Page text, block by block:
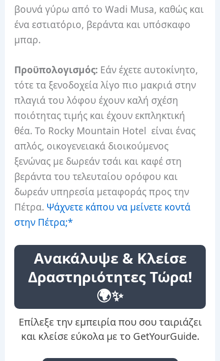
βουνά γύρω από το Wadi Musa, καθώς και
ένα εστιατόριο, βεράντα και υπόσκαφο
μπαρ.
Προϋπολογισμός: Εάν έχετε αυτοκίνητο,
τότε τα ξενοδοχεία λίγο πιο μακριά στην
πλαγιά του λόφου έχουν καλή σχέση
ποιότητας τιμής και έχουν εκπληκτική
θέα. Το Rocky Mountain Hotel είναι ένας
απλός, οικογενειακά διοικούμενος
ξενώνας με δωρεάν τσάι και καφέ στη
βεράντα του τελευταίου ορόφου και
δωρεάν υπηρεσία μεταφοράς προς την
Πέτρα. Ψάχνετε κάπου να μείνετε κοντά
στην Πέτρα;*
Ανακάλυψε & Κλείσε
Δραστηριότητες Τώρα!
🌍✨
Επίλεξε την εμπειρία που σου ταιριάζει
και κλείσε εύκολα με το GetYourGuide.